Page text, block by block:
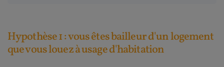
Hypothèse 1 : vous êtes bailleur d'un logement
que vous louez à usage d'habitation